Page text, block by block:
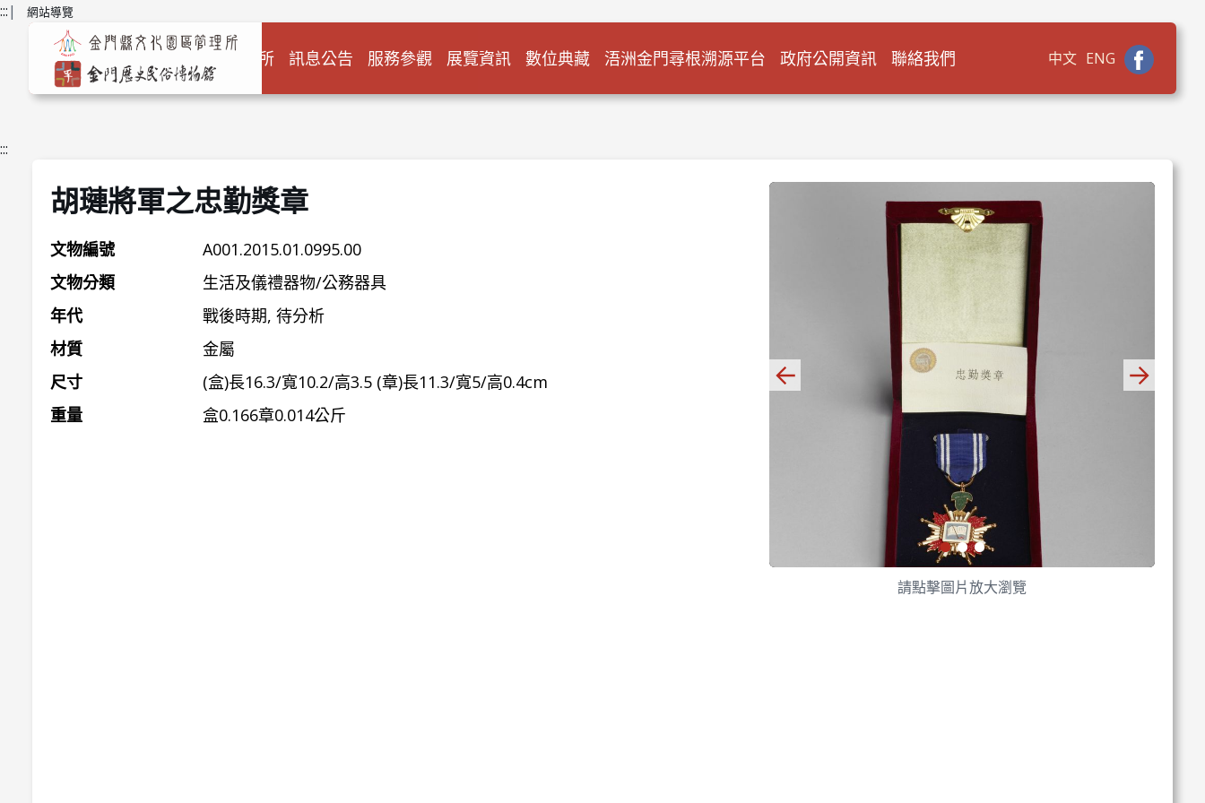
跳到主要內容
:::| 網站導覽
關於本所 訊息公告 服務參觀 展覽資訊 數位典藏 浯洲金門尋根溯源平台 政府公開資訊 聯絡我們 中文 ENG
:::
請點擊圖片放大瀏覽
胡璉將軍之忠勤獎章
文物編號
A001.2015.01.0995.00
文物分類
生活及儀禮器物/公務器具
年代
戰後時期, 待分析
材質
金屬
尺寸
(盒)長16.3/寬10.2/高3.5 (章)長11.3/寬5/高0.4cm
重量
盒0.166章0.014公斤